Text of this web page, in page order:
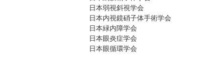
日本弱視斜視学会
日本内視鏡硝子体手術学会
日本緑内障学会
日本眼炎症学会
日本眼循環学会